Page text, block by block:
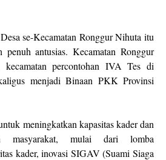
se-Kecamatan Ronggur Nihuta itu
penuh antusias. Kecamatan Ronggur
percontohan IVA Tes di
menjadi Binaan PKK Provinsi
meningkatkan kapasitas kader dan
masyarakat, mulai dari lomba
kader, inovasi SIGAV (Suami Siaga